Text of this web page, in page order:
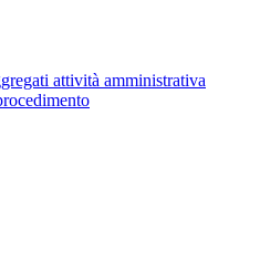
attività amministrativa